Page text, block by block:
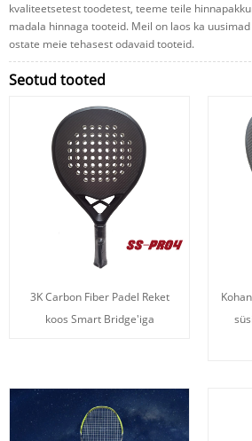
kvaliteetsetest toodetest, teeme teile
madala hinnaga tooteid. Meil on laos ka
ostate meie tehasest odavaid tooteid.
Seotud tooted
3K Carbon Fiber Padel Reket
koos Smart Bridge'iga